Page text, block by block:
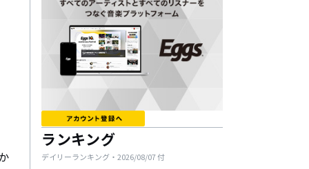
ランキング
デイリーランキング・ 2026/08/07付